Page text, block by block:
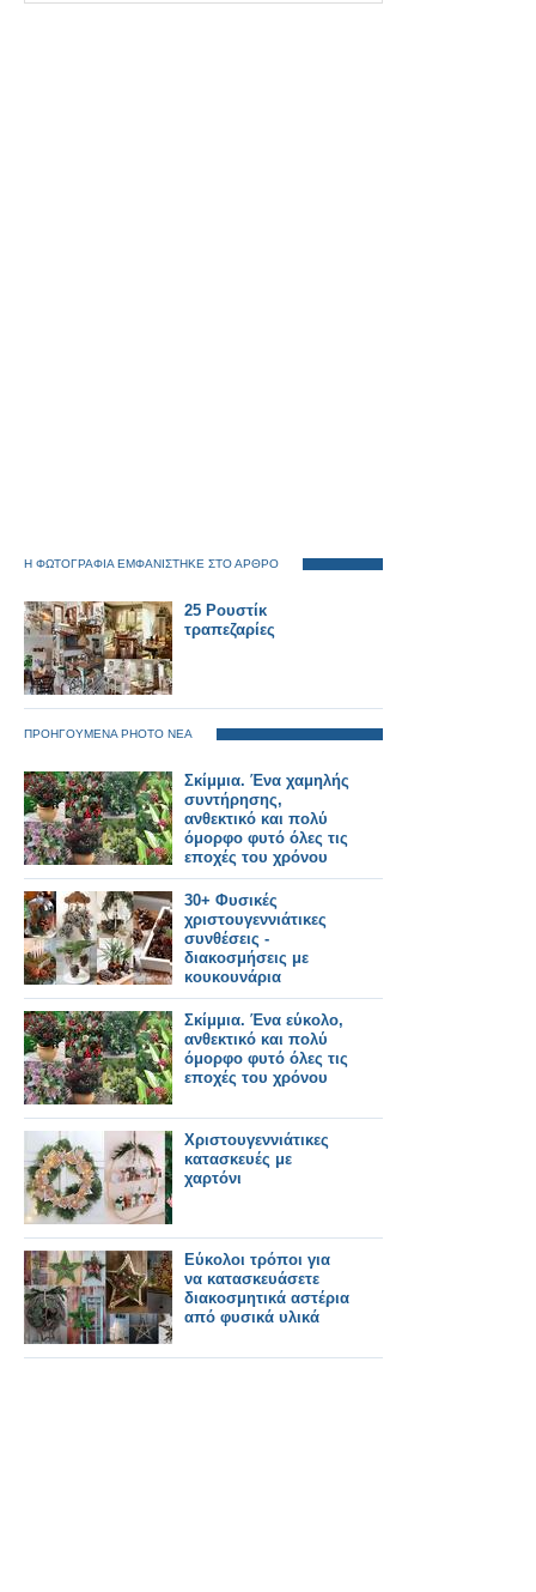
Η ΦΩΤΟΓΡΑΦΙΑ ΕΜΦΑΝΙΣΤΗΚΕ ΣΤΟ ΑΡΘΡΟ
25 Ρουστίκ
τραπεζαρίες
ΠΡΟΗΓΟΥΜΕΝΑ PHOTO ΝΕΑ
Σκίμμια. Ένα χαμηλής
συντήρησης,
ανθεκτικό και πολύ
όμορφο φυτό όλες τις
εποχές του χρόνου
30+ Φυσικές
χριστουγεννιάτικες
συνθέσεις -
διακοσμήσεις με
κουκουνάρια
Σκίμμια. Ένα εύκολο,
ανθεκτικό και πολύ
όμορφο φυτό όλες τις
εποχές του χρόνου
Χριστουγεννιάτικες
κατασκευές με
χαρτόνι
Εύκολοι τρόποι για
να κατασκευάσετε
διακοσμητικά αστέρια
από φυσικά υλικά